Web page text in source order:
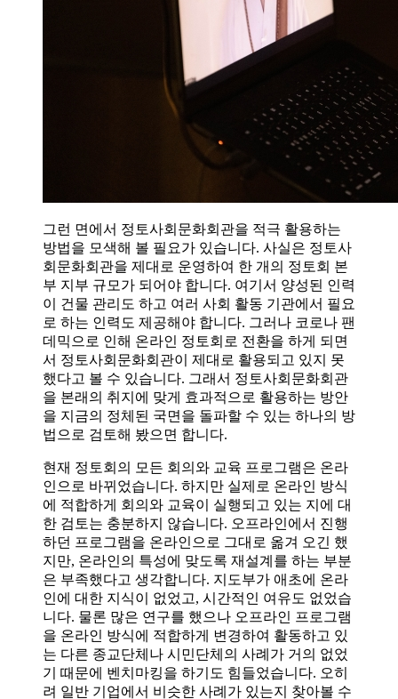
그런 면에서 정토사회문화회관을 적극 활용하는
방법을 모색해 볼 필요가 있습니다. 사실은 정토사
회문화회관을 제대로 운영하여 한 개의 정토회 본
부 지부 규모가 되어야 합니다. 여기서 양성된 인력
이 건물 관리도 하고 여러 사회 활동 기관에서 필요
로 하는 인력도 제공해야 합니다. 그러나 코로나 팬
데믹으로 인해 온라인 정토회로 전환을 하게 되면
서 정토사회문화회관이 제대로 활용되고 있지 못
했다고 볼 수 있습니다. 그래서 정토사회문화회관
을 본래의 취지에 맞게 효과적으로 활용하는 방안
을 지금의 정체된 국면을 돌파할 수 있는 하나의 방
법으로 검토해 봤으면 합니다.
현재 정토회의 모든 회의와 교육 프로그램은 온라
인으로 바뀌었습니다. 하지만 실제로 온라인 방식
에 적합하게 회의와 교육이 실행되고 있는 지에 대
한 검토는 충분하지 않습니다. 오프라인에서 진행
하던 프로그램을 온라인으로 그대로 옮겨 오긴 했
지만, 온라인의 특성에 맞도록 재설계를 하는 부분
은 부족했다고 생각합니다. 지도부가 애초에 온라
인에 대한 지식이 없었고, 시간적인 여유도 없었습
니다. 물론 많은 연구를 했으나 오프라인 프로그램
을 온라인 방식에 적합하게 변경하여 활동하고 있
는 다른 종교단체나 시민단체의 사례가 거의 없었
기 때문에 벤치마킹을 하기도 힘들었습니다. 오히
려 일반 기업에서 비슷한 사례가 있는지 찾아볼 수